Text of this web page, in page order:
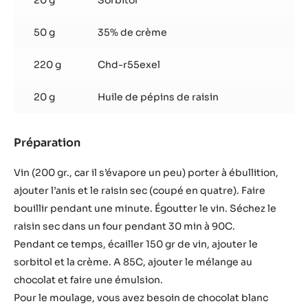
Produits utilisés:
Bar
vin
150 g Vin rouge sec (bordeaux)
pièce(s)
20 g Sorbitol
50 g 35% de crème
220 g Chd-r55exel
Huile de pépins de raisin